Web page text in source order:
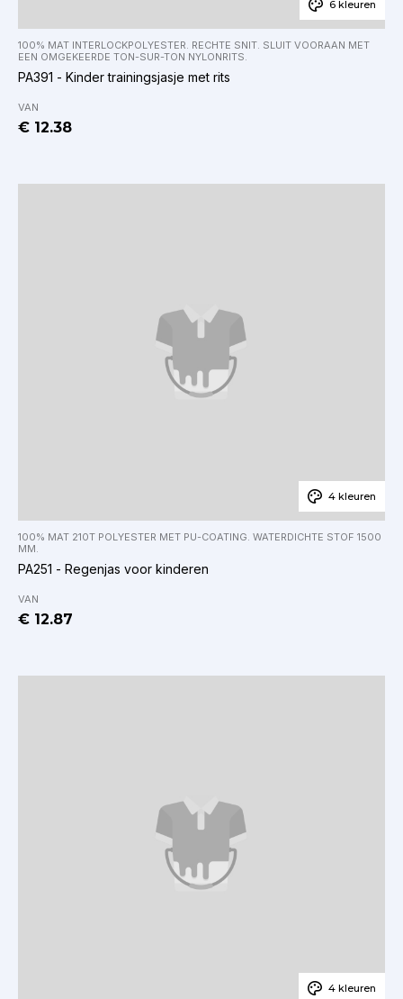
6 kleuren
100% MAT INTERLOCKPOLYESTER. RECHTE SNIT. SLUIT VOORAAN MET
EEN OMGEKEERDE TON-SUR-TON NYLONRITS.
PA391 - Kinder trainingsjasje met rits
VAN
€ 12.38
4 kleuren
100% MAT 210T POLYESTER MET PU-COATING. WATERDICHTE STOF 1500
MM.
PA251 - Regenjas voor kinderen
VAN
€ 12.87
4 kleuren